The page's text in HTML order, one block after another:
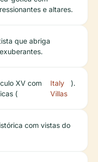
e altares.
que abriga
XV com
(
Italy
Villas
).
com vistas do